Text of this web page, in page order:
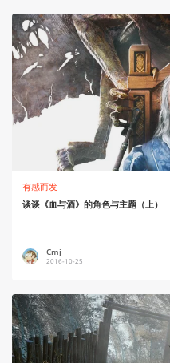
有感而发
谈谈《血与酒》的角色与主题（上）
Cmj
2016-10-25